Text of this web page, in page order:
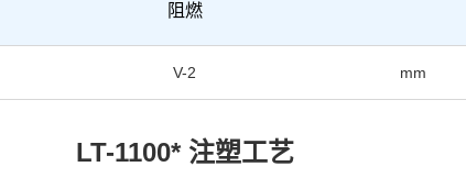
阻燃
V-2 mm
LT-1100* 注塑工艺